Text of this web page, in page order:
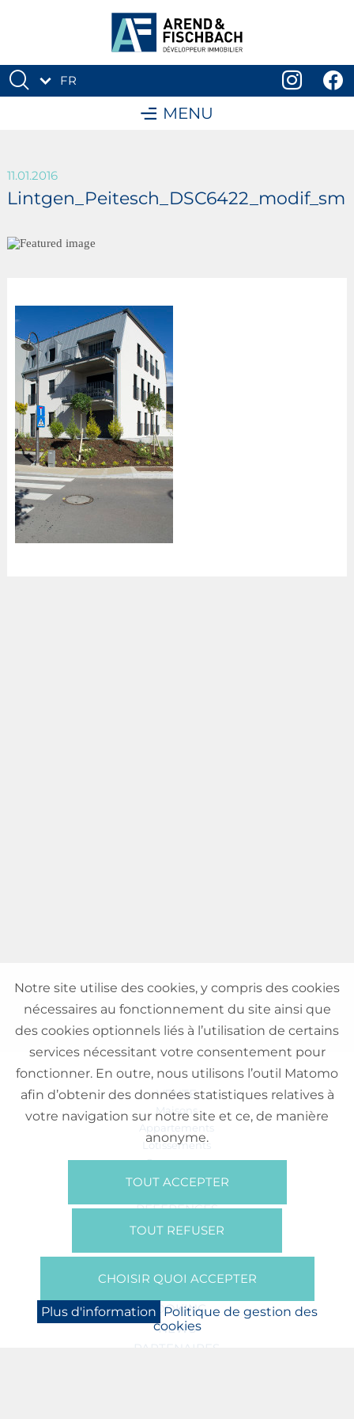
FR
MENU
11.01.2016
Lintgen_Peitesch_DSC6422_modif_sm
VENTE
Maisons
Appartements
Lotissements
Commerces
Bureaux
RÉFÉRENCES
SUR NOUS
Presse
BOOKING
NEWS
PARTENAIRES
Notre site utilise des cookies, y compris des cookies
nécessaires au fonctionnement du site ainsi que
des cookies optionnels liés à l’utilisation de certains
services nécessitant votre consentement pour
fonctionner. En outre, nous utilisons l’outil Matomo
afin d’obtenir des données statistiques relatives à
votre navigation sur notre site et ce, de manière
anonyme.
TOUT ACCEPTER
TOUT REFUSER
CHOISIR QUOI ACCEPTER
Plus d'information Politique de gestion des
cookies